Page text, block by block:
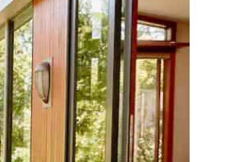
y hacia abajo, o bien tocando y